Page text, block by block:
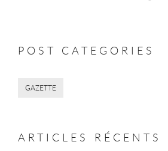
POST CATEGORIES
GAZETTE
ARTICLES RÉCENTS